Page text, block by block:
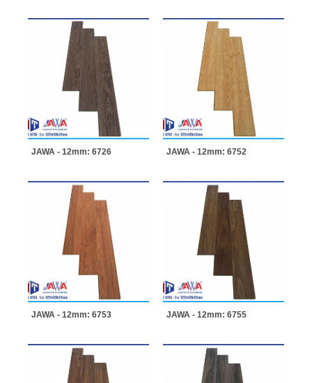
JAWA - 12mm: 6726 JAWA - 12mm: 6752
JAWA - 12mm: 6753 JAWA - 12mm: 6755